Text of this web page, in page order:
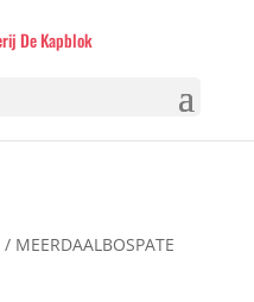
/ MEERDAALBOSPATE